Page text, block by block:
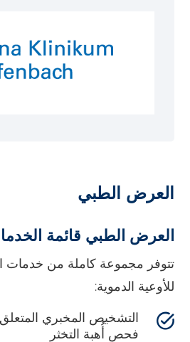
العرض الطبي
العرض الطبي قائمة
تتوفر مجموعة كاملة من خدمات
للأوعية الدموية:
التشخيص المخبري المتعلق
فحص أُهبة التخثر